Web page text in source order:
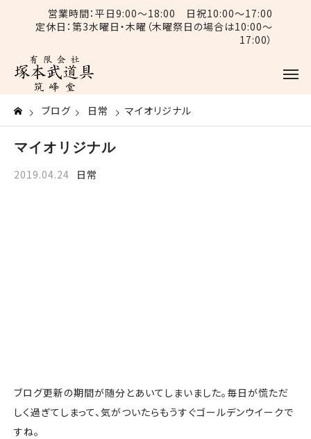
営業時間：平日9:00〜18:00 日祝10:00〜17:00
定休日：第3水曜日・木曜（木曜祭日の場合は10:00〜
17:00）
ブログ 日常 マイオリジナル
マイオリジナル
2019.04.24 日常
ブログ更新の期間が随分とあいてしまいました。毎日が慌ただ
しく過ぎてしまって、気がついたらもうすぐゴールデンウイークで
すね。